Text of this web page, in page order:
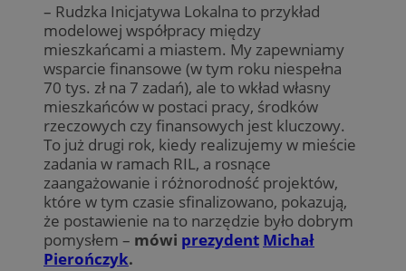
– Rudzka Inicjatywa Lokalna to przykład
modelowej współpracy między
mieszkańcami a miastem. My zapewniamy
wsparcie finansowe (w tym roku niespełna
70 tys. zł na 7 zadań), ale to wkład własny
mieszkańców w postaci pracy, środków
rzeczowych czy finansowych jest kluczowy.
To już drugi rok, kiedy realizujemy w mieście
zadania w ramach RIL, a rosnące
zaangażowanie i różnorodność projektów,
które w tym czasie sfinalizowano, pokazują,
że postawienie na to narzędzie było dobrym
pomysłem – mówi prezydent Michał
Pierończyk.